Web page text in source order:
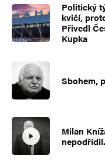
Politický
kvičí,
Přivedl
Kupka
Sbohem,
Milan